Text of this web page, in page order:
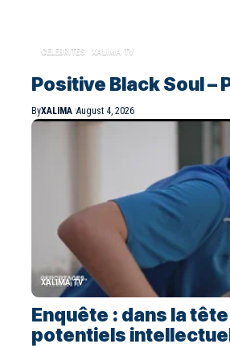
CELEBRITES XALIMA TV
Positive Black Soul –
ByXALIMA August 4, 2026
XALIMA TV
Enquête : dans la
potentiels